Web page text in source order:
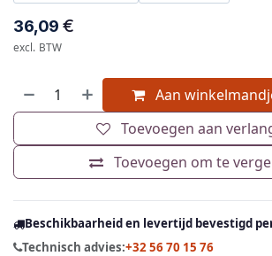
36,09 €
excl. BTW
Aan
Toevoegen om te
Toevoegen aan
Beschikbaarheid en levertijd bevestigd
Technisch advies:+32 56 70 15 76